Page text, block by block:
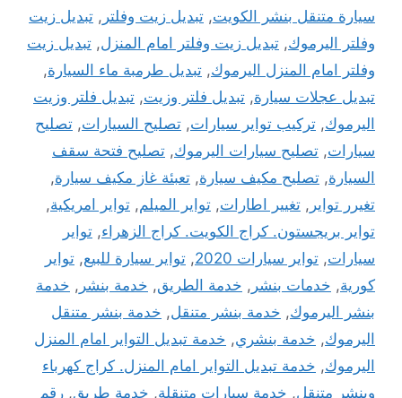
سيارة متنقل بنشر الكويت, تبديل زيت وفلتر , تبديل زيت
وفلتر اليرموك, تبديل زيت وفلتر امام المنزل, تبديل زيت
وفلتر امام المنزل اليرموك, تبديل طرمبة ماء السيارة,
تبديل عجلات سيارة, تبديل فلتر وزيت, تبديل فلتر وزيت
اليرموك, تركيب تواير سيارات, تصليح السيارات, تصليح
سيارات, تصليح سيارات اليرموك, تصليح فتحة سقف
السيارة, تصليح مكيف سيارة, تعبئة غاز مكيف سيارة,
تغيرر تواير , تغيير اطارات, تواير الميلم, تواير امريكية,
تواير بريجستون. كراج الكويت. كراج الزهراء, تواير
سيارات, تواير سيارات 2020 , تواير سيارة للبيع, تواير
كورية, خدمات بنشر , خدمة الطريق, خدمة بنشر , خدمة
بنشر اليرموك, خدمة بنشر متنقل, خدمة بنشر متنقل
اليرموك, خدمة بنشري, خدمة تبديل التواير امام المنزل
اليرموك, خدمة تبديل التواير امام المنزل. كراج كهرباء
وبنشر متنقل, خدمة سيارات متنقلة, خدمة طريق, رقم